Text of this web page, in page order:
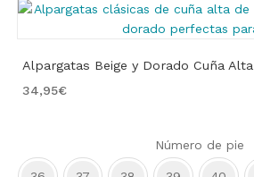
Alpargatas Beige y Dorado Cuña Alta
34,95€
Número de pie